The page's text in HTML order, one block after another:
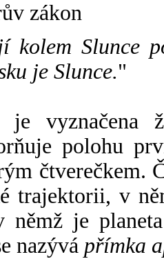
zákon
kolem Slunce
je Slunce."
je vyznačena
polohu
čtverečkem.
trajektorii, v
němž je
nazývá přímka